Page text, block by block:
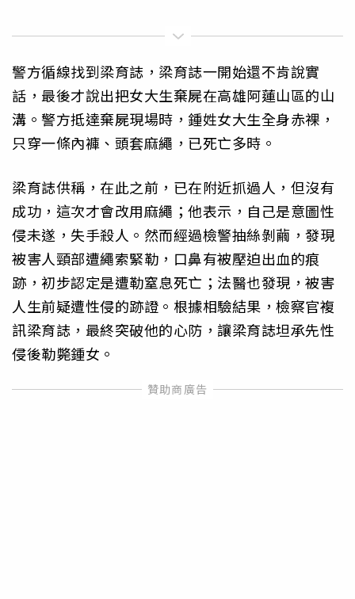
警方循線找到梁育誌，梁育誌一開始還不肯說實
話，最後才說出把女大生棄屍在高雄阿蓮山區的山
溝。警方抵達棄屍現場時，鍾姓女大生全身赤裸，
只穿一條內褲、頭套麻繩，已死亡多時。
梁育誌供稱，在此之前，已在附近抓過人，但沒有
成功，這次才會改用麻繩；他表示，自己是意圖性
侵未遂，失手殺人。然而經過檢警抽絲剝繭，發現
被害人頸部遭繩索緊勒，口鼻有被壓迫出血的痕
跡，初步認定是遭勒窒息死亡；法醫也發現，被害
人生前疑遭性侵的跡證。根據相驗結果，檢察官複
訊梁育誌，最終突破他的心防，讓梁育誌坦承先性
侵後勒斃鍾女。